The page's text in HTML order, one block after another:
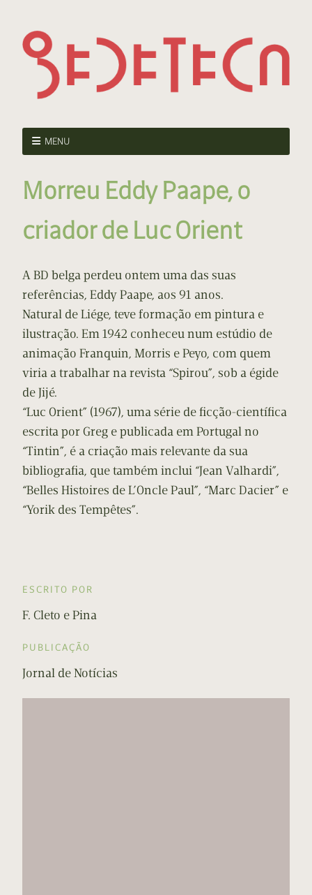
MENU
Morreu Eddy Paape, o
criador de Luc Orient
A BD belga perdeu ontem uma das suas
referências, Eddy Paape, aos 91 anos.
Natural de Liége, teve formação em pintura e
ilustração. Em 1942 conheceu num estúdio de
animação Franquin, Morris e Peyo, com quem
viria a trabalhar na revista “Spirou”, sob a égide
de Jijé.
“Luc Orient” (1967), uma série de ficção-científica
escrita por Greg e publicada em Portugal no
“Tintin”, é a criação mais relevante da sua
bibliografia, que também inclui “Jean Valhardi”,
“Belles Histoires de L’Oncle Paul”, “Marc Dacier” e
“Yorik des Tempêtes”.
ESCRITO POR
F. Cleto e Pina
PUBLICAÇÃO
Jornal de Notícias